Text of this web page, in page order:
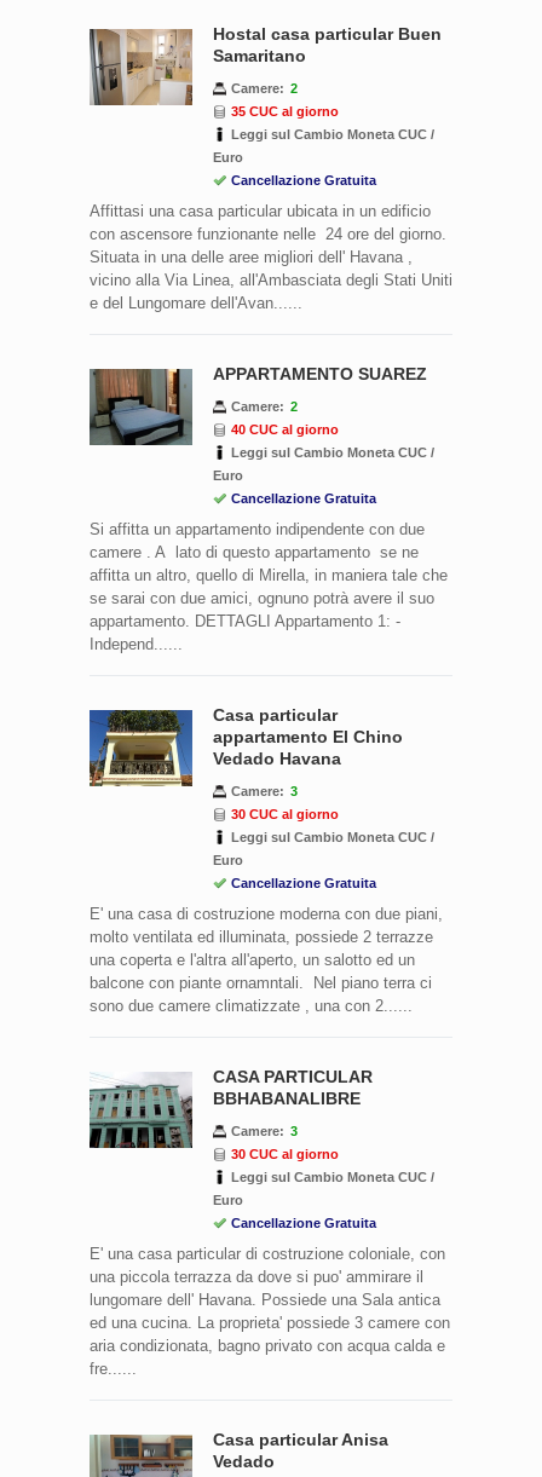
Hostal casa particular Buen
Samaritano
Camere: 2
35 CUC al giorno
Leggi sul Cambio Moneta CUC /
Euro
Cancellazione Gratuita
Affittasi una casa particular ubicata in un edificio
con ascensore funzionante nelle 24 ore del giorno.
Situata in una delle aree migliori dell' Havana ,
vicino alla Via Linea, all'Ambasciata degli Stati Uniti
e del Lungomare dell'Avan......
APPARTAMENTO SUAREZ
Camere: 2
40 CUC al giorno
Leggi sul Cambio Moneta CUC /
Euro
Cancellazione Gratuita
Si affitta un appartamento indipendente con due
camere . A lato di questo appartamento se ne
affitta un altro, quello di Mirella, in maniera tale che
se sarai con due amici, ognuno potrà avere il suo
appartamento. DETTAGLI Appartamento 1: -
Independ......
Casa particular
appartamento El Chino
Vedado Havana
Camere: 3
30 CUC al giorno
Leggi sul Cambio Moneta CUC /
Euro
Cancellazione Gratuita
E' una casa di costruzione moderna con due piani,
molto ventilata ed illuminata, possiede 2 terrazze
una coperta e l'altra all'aperto, un salotto ed un
balcone con piante ornamntali. Nel piano terra ci
sono due camere climatizzate , una con 2......
CASA PARTICULAR
BBHABANALIBRE
Camere: 3
30 CUC al giorno
Leggi sul Cambio Moneta CUC /
Euro
Cancellazione Gratuita
E' una casa particular di costruzione coloniale, con
una piccola terrazza da dove si puo' ammirare il
lungomare dell' Havana. Possiede una Sala antica
ed una cucina. La proprieta' possiede 3 camere con
aria condizionata, bagno privato con acqua calda e
fre......
Casa particular Anisa
Vedado